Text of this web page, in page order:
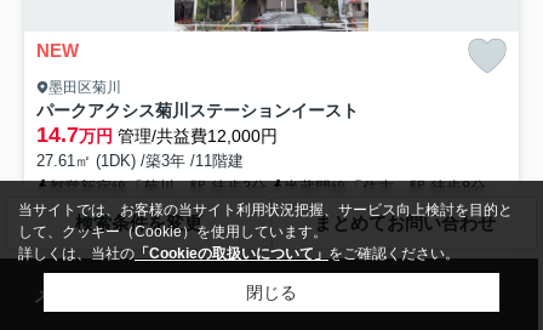
NEW
墨田区菊川
パークアクシス菊川ステーションイースト
14.7万円 管理/共益費12,000円
27.61㎡ (1DK) /築3年 /11階建
都営新宿線「菊川」駅 徒歩3分
半蔵門線「住吉」駅 徒歩8分
オートロック エレベーター CATV
宅配ボックス
敷地内ごみ置き場
バイク置場あり
「パークアクシス菊川ステーションイースト」のここがイチオシ。建物
検索条件を変更 まとめてお問い合わせ
メール 来店予約
当サイトでは、お客様の当サイト利用状況把握、サービス向上検討を目的と
して、クッキー（Cookie）を使用しています。
詳しくは、当社の 「Cookieの取扱いについて」 をご確認ください。
閉じる